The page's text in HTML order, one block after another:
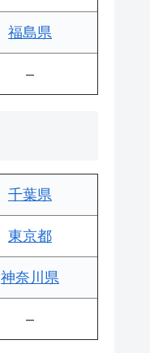
福島県
–
千葉県
東京都
神奈川県
–